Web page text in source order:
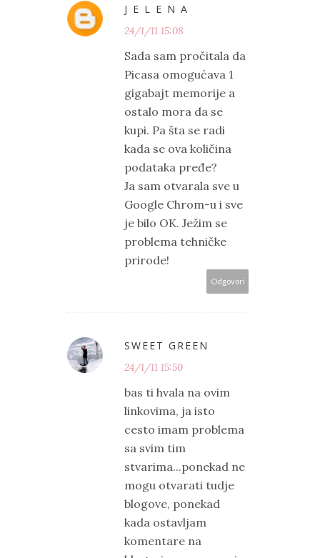
J E L E N A
24/1/11 15:08
Sada sam pročitala da
Picasa omogućava 1
gigabajt memorije a
ostalo mora da se
kupi. Pa šta se radi
kada se ova količina
podataka pređe?
Ja sam otvarala sve u
Google Chrom-u i sve
je bilo OK. Ježim se
problema tehničke
prirode!
Odgovori
SWEET GREEN
24/1/11 15:50
bas ti hvala na ovim
linkovima, ja isto
cesto imam problema
sa svim tim
stvarima...ponekad ne
mogu otvarati tudje
blogove, ponekad
kada ostavljam
komentare na